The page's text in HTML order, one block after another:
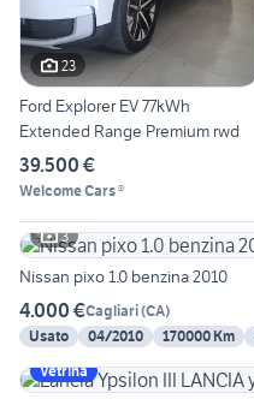
23
Ford Explorer EV 77kWh
Extended Range Premium rwd
39.500 €
Welcome Cars ®
3
Nissan pixo 1.0 benzina 2010
4.000 €Cagliari(CA)
Usato
04/2010 170000 Km
Vetrina